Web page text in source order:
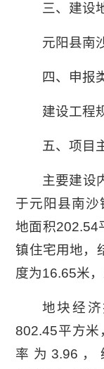
三、建设
元阳县南
四、申报
建设工程
五、项目
主要建设
于元阳县南沙
地面积202.54
镇住宅用地，
度为16.65米
地块经
802.45平方米
率为3.96，